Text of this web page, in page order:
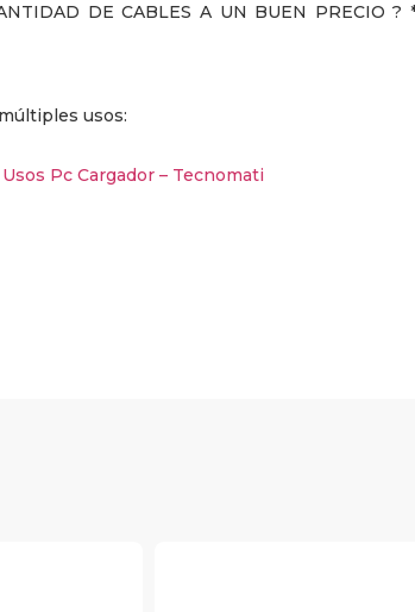
DE CABLES A UN BUEN PRECIO
usos:
Pc Cargador – Tecnomati